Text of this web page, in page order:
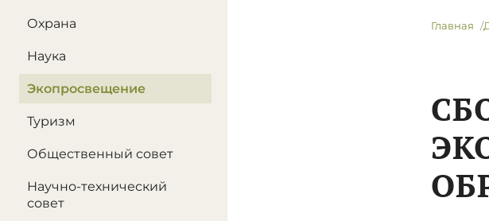
В этом разделе
Охрана
Наука
Экопросвещение
Туризм
Общественный совет
Научно-технический
совет
Главная